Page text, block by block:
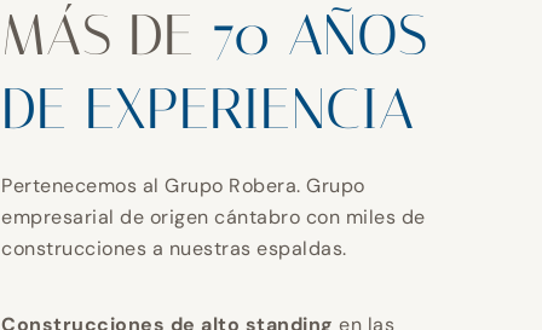
MÁS DE 70 AÑOS
DE EXPERIENCIA
Pertenecemos al Grupo Robera. Grupo
empresarial de origen cántabro con miles de
construcciones a nuestras espaldas.